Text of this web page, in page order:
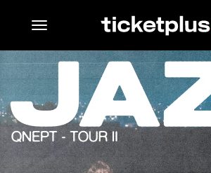
desplegar navegación